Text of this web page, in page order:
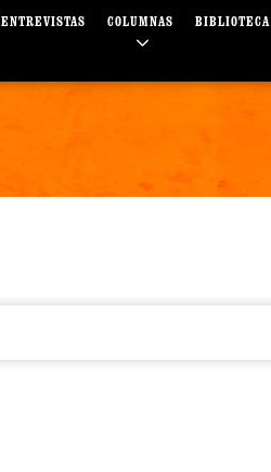
ENTREVISTAS COLUMNAS BIBLIOTECA